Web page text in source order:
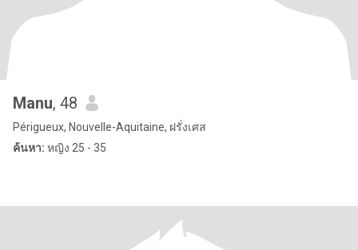
Manu, 48
Périgueux, Nouvelle-Aquitaine, ฝรั่งเศส
ค้นหา: หญิง 25 - 35